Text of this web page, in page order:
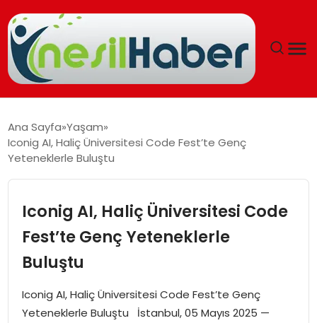
GÜNCEL
SOSYAL HABER
SPOR
Ana Sayfa Yaşam
Iconig AI, Haliç Üniversitesi Code Fest’te Genç
Yeteneklerle Buluştu
Iconig AI, Haliç Üniversitesi Code
Fest’te Genç Yeteneklerle
Buluştu
Iconig AI, Haliç Üniversitesi Code Fest’te Genç
Yeteneklerle Buluştu İstanbul, 05 Mayıs 2025 —